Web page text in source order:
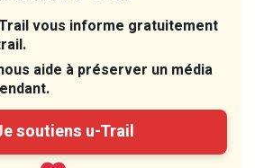
vous informe gratuitement
aide à préserver un média
soutiens u-Trail